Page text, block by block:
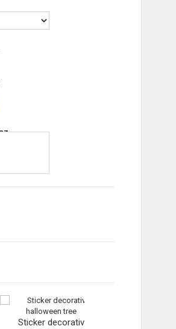
Sticker decorativ